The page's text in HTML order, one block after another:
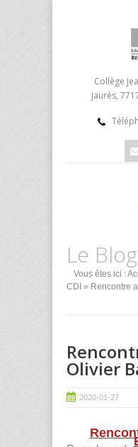
Collège
Jaurès,
Le
Vous êtes ici :
CDI » Rencontre
Olivier
2020-01-27